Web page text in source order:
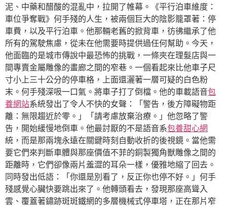
泥、中藥和醋酸的混亂中，拉開了帷幕。《平行泊車維度：
車位爭奪戰》何手殘的人生，被兩個巨大的陰影籠罩著：停
車費，以及平行泊車。他那輛老舊的掀背車，彷彿繼承了他
所有的駕駛焦慮，從未在他需要時提供過任何幫助。今天，
他面臨的是城市傳說中最恐怖的挑戰，一條夾在理髮店與一
間專賣金屬雕像的畫廊之間的窄巷。一個看起來比他車子尺
寸小上三十公分的停車格，上面還灑著一層可疑的白色粉
末。何手殘深吸一口氣。將車子打了倒檔。他的車載語音包
養網站系統發出了令人不快的女聲：「警告，後方障礙物距
離：無限趨近於零。」「請考慮放棄治療。」他忽略了警
告，開始緩慢地倒車。他最討厭的不是語音系包養甜心網
統，而是那兩塊永遠在關鍵時刻自動收折的後視鏡。當他需
要它們來判斷車體與那座價值不菲的銅製獨角獸雕像之間的
距離時，它們卻像兩片羞澀的耳朵一樣，優雅地縮了回去。
同時發出低語：「你還是別看了，反正你也停不好。」何手
殘感覺心臟快要跳出來了。他轉頭看去，發現那座高聳入
雲、覆蓋著鏽跡斑斑鐵網的多層機械式停車塔，正在那片窄